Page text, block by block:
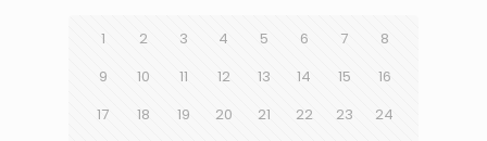
1 2 3 4 5 6 7
8
9
10 11 12 13 14 15
16
17
18 19 20 21 22 23
24